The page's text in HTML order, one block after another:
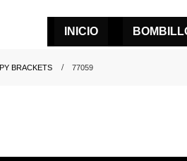
INICIO
BRACKETS 77059